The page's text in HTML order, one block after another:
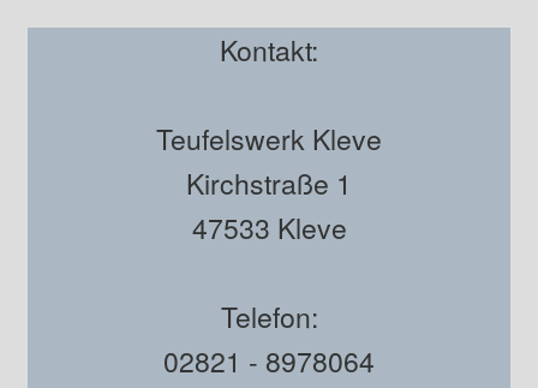
Kontakt:
Teufelswerk Kleve
Kirchstraße 1
47533 Kleve
Telefon:
02821 - 8978064